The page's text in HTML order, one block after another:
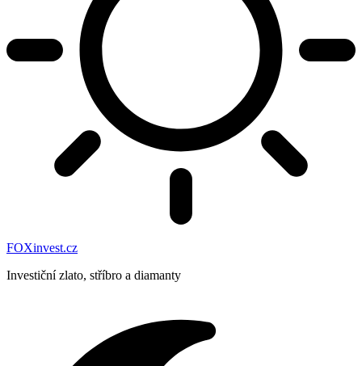
FOXinvest.cz
Investiční zlato, stříbro a diamanty